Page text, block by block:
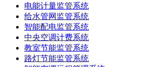
电能计量监管系统
给水管网监管系统
智能配电监管系统
中央空调计费系统
教室节能监管系统
路灯节能监管系统